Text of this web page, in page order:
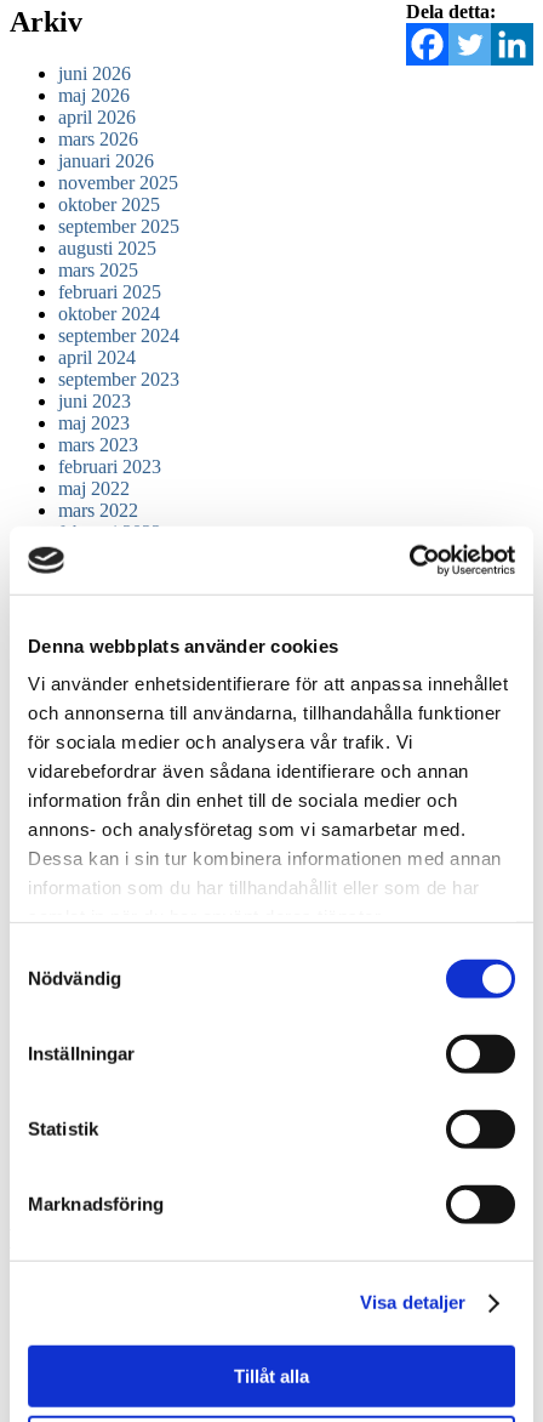
Denna webbplats använder cookies
Vi använder enhetsidentifierare för att anpassa innehållet
och annonserna till användarna, tillhandahålla funktioner
för sociala medier och analysera vår trafik. Vi
vidarebefordrar även sådana identifierare och annan
information från din enhet till de sociala medier och
annons- och analysföretag som vi samarbetar med.
Dessa kan i sin tur kombinera informationen med annan
information som du har tillhandahållit eller som de har
Nödvändig
Inställningar
Statistik
Marknadsföring
Visa detaljer
Tillåt alla
Dela detta:
Arkiv
juni 2026
maj 2026
april 2026
mars 2026
januari 2026
november 2025
oktober 2025
september 2025
augusti 2025
mars 2025
februari 2025
oktober 2024
september 2024
april 2024
september 2023
juni 2023
maj 2023
mars 2023
februari 2023
maj 2022
mars 2022
februari 2022
december 2021
juni 2021
april 2021
november 2020
oktober 2020
augusti 2020
juli 2020
april 2020
mars 2020
oktober 2019
juli 2019
januari 2019
december 2018
maj 2018
december 2017
november 2017
april 2017
april 2016
Skriv en kommentar